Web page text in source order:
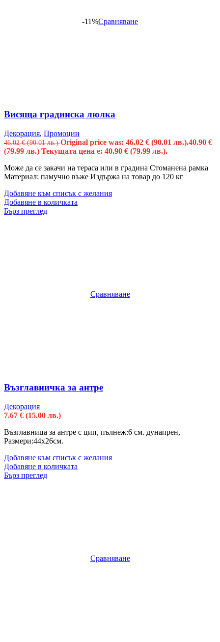
-11%Сравняване
Висяща градинска люлка
Декорация, Промоции
46.02€ (90.01 лв.) Original price was: 46.02 € (90.01 лв.).40.90 €
(79.99 лв.) Текущата цена е: 40.90 € (79.99 лв.).
Може да се закачи на тераса или в градина Стоманена рамка
Материал: памучно въже Издържа на товар до 120 кг
Добавяне към списък с желания
Добавяне в количката
Бърз преглед
Сравняване
Възглавничка за антре
Декорация
7.67 € (15.00 лв.)
Възглавница за антре с цип, пълнеж:6 см. дунапрен,
Размери:44х26см.
Добавяне към списък с желания
Добавяне в количката
Бърз преглед
Сравняване